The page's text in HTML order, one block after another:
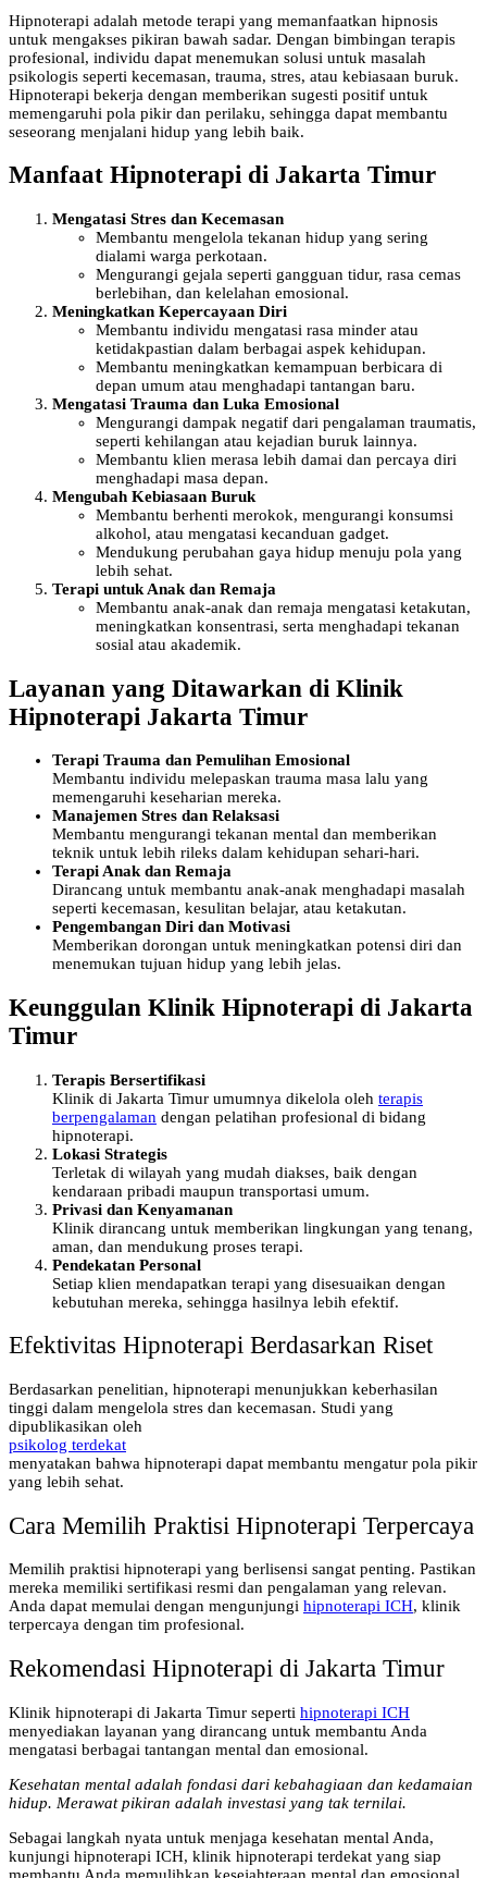
Hipnoterapi adalah metode terapi yang memanfaatkan hipnosis
untuk mengakses pikiran bawah sadar. Dengan bimbingan terapis
profesional, individu dapat menemukan solusi untuk masalah
psikologis seperti kecemasan, trauma, stres, atau kebiasaan buruk.
Hipnoterapi bekerja dengan memberikan sugesti positif untuk
memengaruhi pola pikir dan perilaku, sehingga dapat membantu
seseorang menjalani hidup yang lebih baik.
Manfaat Hipnoterapi di Jakarta Timur
Mengatasi Stres dan Kecemasan
Membantu mengelola tekanan hidup yang sering
dialami warga perkotaan.
Mengurangi gejala seperti gangguan tidur, rasa cemas
berlebihan, dan kelelahan emosional.
Meningkatkan Kepercayaan Diri
Membantu individu mengatasi rasa minder atau
ketidakpastian dalam berbagai aspek kehidupan.
Membantu meningkatkan kemampuan berbicara di
depan umum atau menghadapi tantangan baru.
Mengatasi Trauma dan Luka Emosional
Mengurangi dampak negatif dari pengalaman traumatis,
seperti kehilangan atau kejadian buruk lainnya.
Membantu klien merasa lebih damai dan percaya diri
menghadapi masa depan.
Mengubah Kebiasaan Buruk
Membantu berhenti merokok, mengurangi konsumsi
alkohol, atau mengatasi kecanduan gadget.
Mendukung perubahan gaya hidup menuju pola yang
lebih sehat.
Terapi untuk Anak dan Remaja
Membantu anak-anak dan remaja mengatasi ketakutan,
meningkatkan konsentrasi, serta menghadapi tekanan
sosial atau akademik.
Layanan yang Ditawarkan di Klinik
Hipnoterapi Jakarta Timur
Terapi Trauma dan Pemulihan Emosional
Membantu individu melepaskan trauma masa lalu yang
memengaruhi keseharian mereka.
Manajemen Stres dan Relaksasi
Membantu mengurangi tekanan mental dan memberikan
teknik untuk lebih rileks dalam kehidupan sehari-hari.
Terapi Anak dan Remaja
Dirancang untuk membantu anak-anak menghadapi masalah
seperti kecemasan, kesulitan belajar, atau ketakutan.
Pengembangan Diri dan Motivasi
Memberikan dorongan untuk meningkatkan potensi diri dan
menemukan tujuan hidup yang lebih jelas.
Keunggulan Klinik Hipnoterapi di Jakarta
Timur
Terapis Bersertifikasi
Klinik di Jakarta Timur umumnya dikelola oleh terapis
berpengalaman dengan pelatihan profesional di bidang
hipnoterapi.
Lokasi Strategis
Terletak di wilayah yang mudah diakses, baik dengan
kendaraan pribadi maupun transportasi umum.
Privasi dan Kenyamanan
Klinik dirancang untuk memberikan lingkungan yang tenang,
aman, dan mendukung proses terapi.
Pendekatan Personal
Setiap klien mendapatkan terapi yang disesuaikan dengan
kebutuhan mereka, sehingga hasilnya lebih efektif.
Efektivitas Hipnoterapi Berdasarkan Riset
Berdasarkan penelitian, hipnoterapi menunjukkan keberhasilan
tinggi dalam mengelola stres dan kecemasan. Studi yang
dipublikasikan oleh
psikolog terdekat
menyatakan bahwa hipnoterapi dapat membantu mengatur pola pikir
yang lebih sehat.
Cara Memilih Praktisi Hipnoterapi Terpercaya
Memilih praktisi hipnoterapi yang berlisensi sangat penting. Pastikan
mereka memiliki sertifikasi resmi dan pengalaman yang relevan.
Anda dapat memulai dengan mengunjungi hipnoterapi ICH, klinik
terpercaya dengan tim profesional.
Rekomendasi Hipnoterapi di Jakarta Timur
Klinik hipnoterapi di Jakarta Timur seperti hipnoterapi ICH
menyediakan layanan yang dirancang untuk membantu Anda
mengatasi berbagai tantangan mental dan emosional.
Kesehatan mental adalah fondasi dari kebahagiaan dan kedamaian
hidup. Merawat pikiran adalah investasi yang tak ternilai.
Sebagai langkah nyata untuk menjaga kesehatan mental Anda,
kunjungi hipnoterapi ICH, klinik hipnoterapi terdekat yang siap
membantu Anda memulihkan kesejahteraan mental dan emosional.